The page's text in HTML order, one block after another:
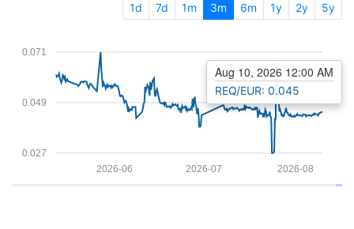
1d 7d 1m 3m 6m 1y 2y 5y
0.027
0.049
0.071
2026-08
2026-07
2026-06
Aug 10, 2026 12:00 AM
REQ/EUR: 0.045